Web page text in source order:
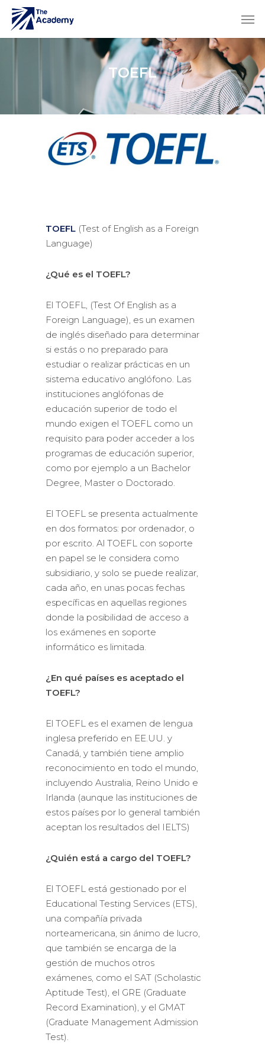
TOEFL
TOEFL (Test of English as a Foreign
Language)
¿Qué es el TOEFL?
El TOEFL, (Test Of English as a
Foreign Language), es un examen
de inglés diseñado para determinar
si estás o no preparado para
estudiar o realizar prácticas en un
sistema educativo anglófono. Las
instituciones anglófonas de
educación superior de todo el
mundo exigen el TOEFL como un
requisito para poder acceder a los
programas de educación superior,
como por ejemplo a un Bachelor
Degree, Master o Doctorado.
El TOEFL se presenta actualmente
en dos formatos: por ordenador, o
por escrito. Al TOEFL con soporte
en papel se le considera como
subsidiario, y solo se puede realizar,
cada año, en unas pocas fechas
específicas en aquellas regiones
donde la posibilidad de acceso a
los exámenes en soporte
informático es limitada.
¿En qué países es aceptado el
TOEFL?
El TOEFL es el examen de lengua
inglesa preferido en EE.UU. y
Canadá, y también tiene amplio
reconocimiento en todo el mundo,
incluyendo Australia, Reino Unido e
Irlanda (aunque las instituciones de
estos países por lo general también
aceptan los resultados del IELTS)
¿Quién está a cargo del TOEFL?
El TOEFL está gestionado por el
Educational Testing Services (ETS),
una compañía privada
norteamericana, sin ánimo de lucro,
que también se encarga de la
gestión de muchos otros
exámenes, como el SAT (Scholastic
Aptitude Test), el GRE (Graduate
Record Examination), y el GMAT
(Graduate Management Admission
Test).